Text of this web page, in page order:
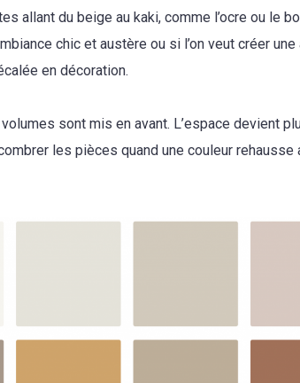
allant du beige au kaki, comme l’ocre ou le
chic et austère ou si l’on veut créer
en décoration.
volumes sont mis en avant. L’espace devient
les pièces quand une couleur